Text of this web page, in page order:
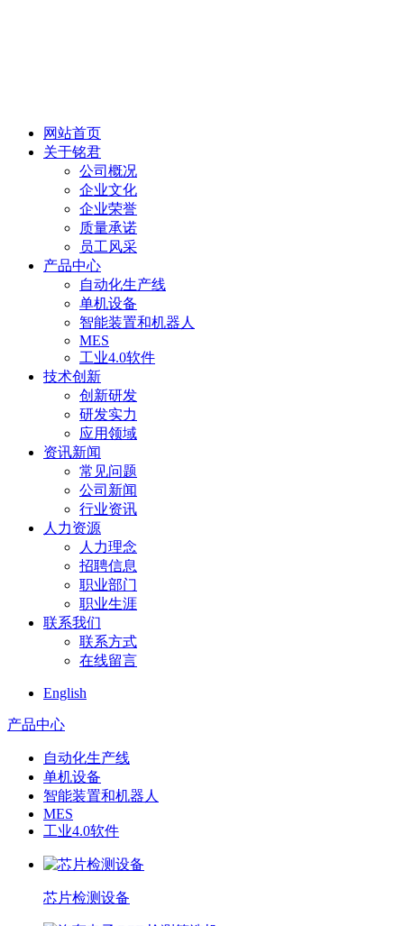
网站首页
关于铭君
公司概况
企业文化
企业荣誉
质量承诺
员工风采
产品中心
自动化生产线
单机设备
智能装置和机器人
MES
工业4.0软件
技术创新
创新研发
研发实力
应用领域
资讯新闻
常见问题
公司新闻
行业资讯
人力资源
人力理念
招聘信息
职业部门
职业生涯
联系我们
联系方式
在线留言
English
产品中心
自动化生产线
单机设备
智能装置和机器人
MES
工业4.0软件
芯片检测设备